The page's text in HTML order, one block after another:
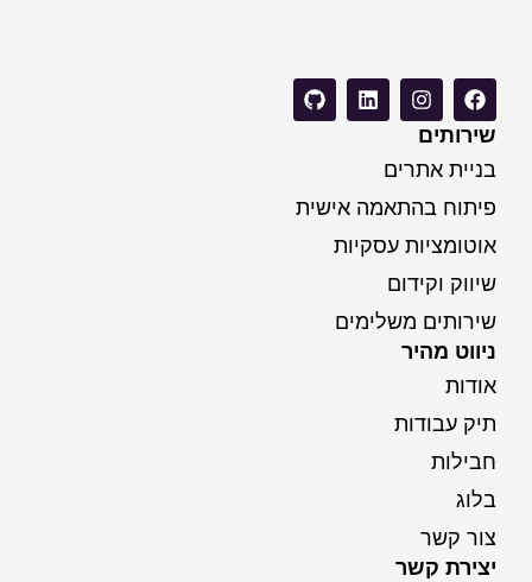
שירותים
בניית אתרים
פיתוח בהתאמה אישית
אוטומציות עסקיות
שיווק וקידום
שירותים משלימים
ניווט מהיר
אודות
תיק עבודות
חבילות
בלוג
צור קשר
יצירת קשר